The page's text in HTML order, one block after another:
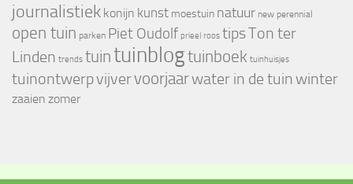
journalistiek konijn kunst moestuin natuur new perennial
open tuin parken Piet Oudolf prieel roos tipsTon ter
Linden trends tuintuinblogtuinboek tuinhuisjes
tuinontwerpvijvervoorjaarwater in de tuinwinter
zaaien zomer